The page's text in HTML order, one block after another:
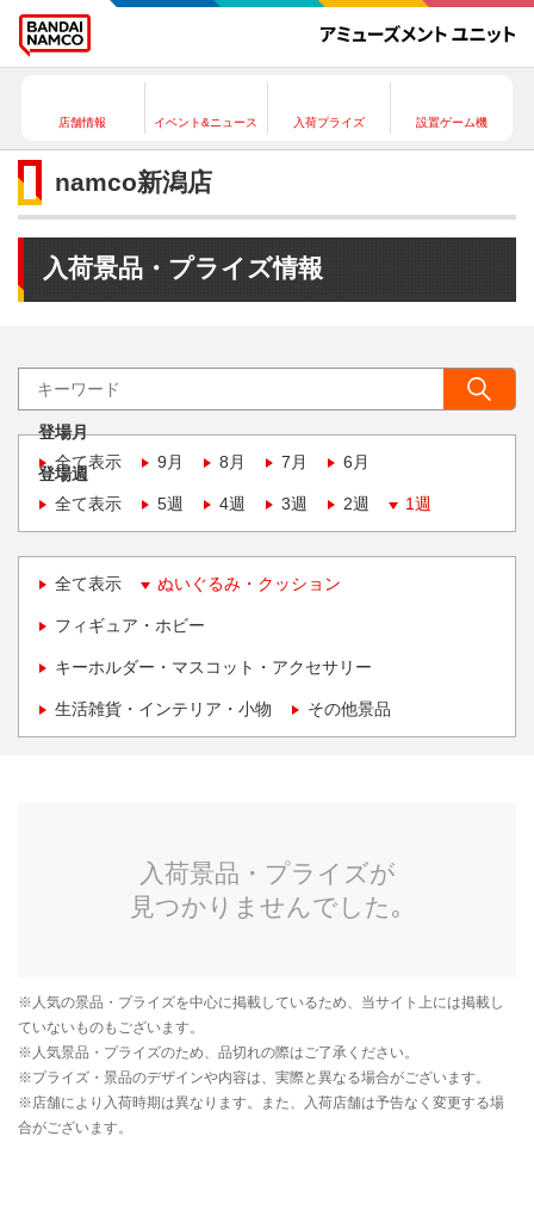
店舗情報 イベント&ニュース 入荷プライズ 設置ゲーム機
namco新潟店
入荷景品・プライズ情報
登場月
全て表示
9月 8月 7月 6月
登場週
全て表示
5週 4週 3週 2週 1週
全て表示 ぬいぐるみ・クッション
フィギュア・ホビー
キーホルダー・マスコット・アクセサリー
生活雑貨・インテリア・小物 その他景品